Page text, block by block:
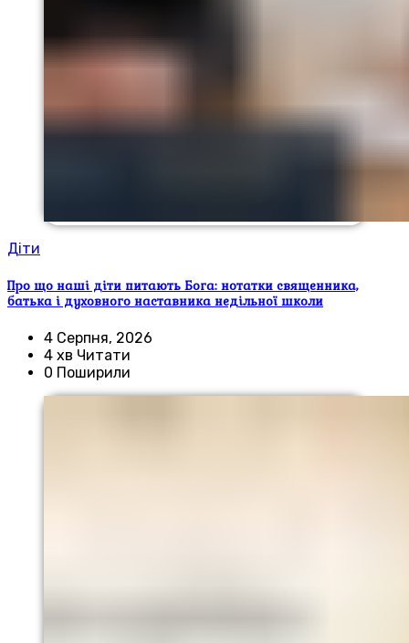
Діти
Про що наші діти питають Бога: нотатки священника,
батька і духовного наставника недільної школи
4 Серпня, 2026
4 хв Читати
0 Поширили